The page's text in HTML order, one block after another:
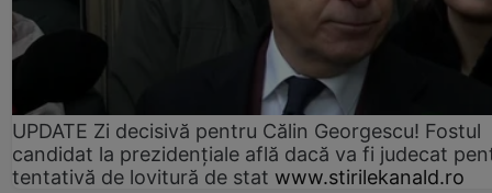
UPDATE Zi decisivă pentru Călin Georgescu! Fostul
candidat la prezidențiale află dacă va fi judecat
tentativă de lovitură de stat www.stirilekanald.ro